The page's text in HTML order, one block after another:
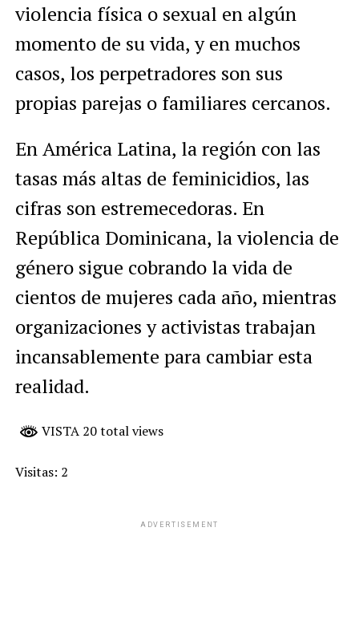
violencia física o sexual en algún
momento de su vida, y en muchos
casos, los perpetradores son sus
propias parejas o familiares cercanos.
En América Latina, la región con las
tasas más altas de feminicidios, las
cifras son estremecedoras. En
República Dominicana, la violencia de
género sigue cobrando la vida de
cientos de mujeres cada año, mientras
organizaciones y activistas trabajan
incansablemente para cambiar esta
realidad.
VISTA 20 total views
Visitas: 2
ADVERTISEMENT